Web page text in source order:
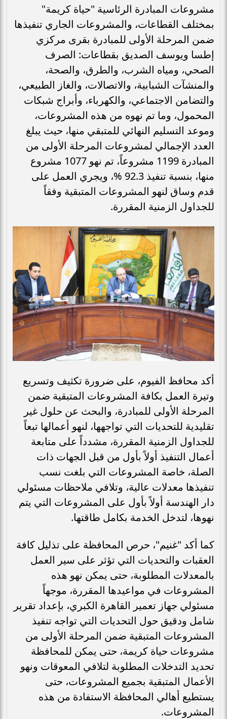
مشروعات المبادرة الرئاسية "حياة كريمة"
بمختلف القطاعات، والمشروعات الجاري تنفيذها
ضمن المرحلة الأولى للمبادرة بقرى مركزي
إطسا ويوسف الصديق بقطاعات: الصرف
الصحي، ومياه الشرب، والطرق، والصحة،
والمنشآت الشبابية، والاتصالات، والغاز الطبيعي،
والتضامن الاجتماعي، والكهرباء، وأبراج شبكات
المحمول، وما تم نهوه من هذه المشروعات،
وموعد التسليم النهائي للمتبقي منها، حيث يبلغ
العدد الإجمالي لمشروعات المرحلة الأولى من
المبادرة 1199 مشروعاً، تم نهو 1077 مشروع
منها، بنسبة تنفيذ 92.3 %، ويجري العمل على
قدم وساق لنهو المشروعات المتبقية وفقاً
للجداول الزمنية المقررة.
أكد محافظ الفيوم، على ضرورة تكثيف وتسريع
وتيرة العمل بكافة المشروعات المتبقية ضمن
المرحلة الأولى للمبادرة، والبحث عن حلول غير
تقليدية للتحديات التي تواجهها، لنهو أعمالها تبعاً
للجداول الزمنية المقررة، مشدداً على متابعة
أعمال التنفيذ أولاً بأول من قبل الجهات ذات
الصلة، خاصة المشروعات التي بلغت نسب
تنفيذها معدلات عالية، وتلافي ملاحظات مسئولي
دار الهندسة أولاً بأول على المشروعات التي يتم
نهوها، لتدخل الخدمة بكامل طاقتها.
كما أكد "غنيم"، حرص المحافظة على تذليل كافة
العقبات والتحديات التي تؤثر على سير العمل
بالمعدلات المطلوبة، حتى يمكن نهو هذه
المشروعات في مواعيدها المقررة، موجهاً
مسئولي جهاز تعمير القاهرة الكبري، بإعداد تقرير
شامل ودقيق حول التحديات التي تواجه تنفيذ
المشروعات المتبقية ضمن المرحلة الأولى من
مشروعات حياة كريمة، حتى يمكن للمحافظة
تحديد التدخلات المطلوبة لتلافي المعوقات ونهو
الأعمال المتبقية بجميع المشروعات، حتى
يستطيع أهالي المحافظة الاستفادة من هذه
المشروعات.